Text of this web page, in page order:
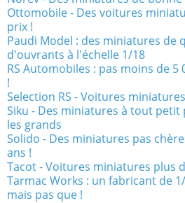
Ottomobile - Des voitures
prix !
Paudi Model : des miniatures de
d'ouvrants à l'échelle 1/18
RS Automobiles : pas moins de
!
Selection RS - Voitures
Siku - Des miniatures à tout
les grands
Solido - Des miniatures pas
ans !
Tacot - Voitures miniatures plus
Tarmac Works : un fabricant de
mais pas que !